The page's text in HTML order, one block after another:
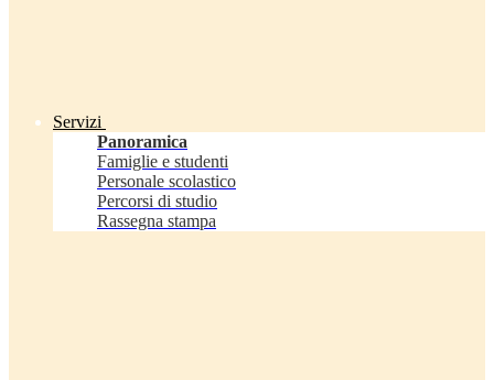
Servizi
Panoramica
Famiglie e studenti
Personale scolastico
Percorsi di studio
Rassegna stampa